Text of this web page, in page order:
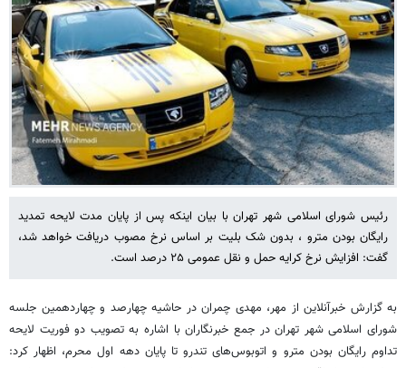
رئیس شورای اسلامی شهر تهران با بیان اینکه پس از پایان مدت لایحه تمدید
رایگان بودن مترو ، بدون شک بلیت بر اساس نرخ مصوب دریافت خواهد شد،
گفت: افزایش نرخ کرایه حمل و نقل عمومی ۲۵ درصد است.
به گزارش خبرآنلاین از مهر، مهدی چمران در حاشیه چهارصد و چهاردهمین جلسه
شورای اسلامی شهر تهران در جمع خبرنگاران با اشاره به تصویب دو فوریت لایحه
تداوم رایگان بودن مترو و اتوبوس‌های تندرو تا پایان دهه اول محرم، اظهار کرد: